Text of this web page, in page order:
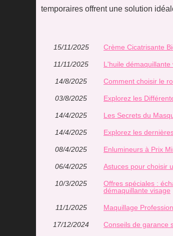
temporaires offrent une solution
15/11/2025 Crème Cicatrisante
11/11/2025 L'huile
14/8/2025 Comment choisir le
03/8/2025 Explorez les
14/4/2025 Les Secrets du
14/4/2025 Explorez les
08/4/2025 Enlumineurs à Prix
06/4/2025 Astuces pour choisir
10/3/2025
Offres spéciales :
démaquillante visage
11/1/2025 Maquillage
17/12/2024 Conseils de garance